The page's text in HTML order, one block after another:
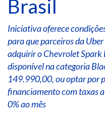
Brasil
Iniciativa oferece
para que parceiros da
adquirir o Chevrolet Spark
disponível na categoria
149.990,00, ou optar por
financiamento com taxas
0% ao mês